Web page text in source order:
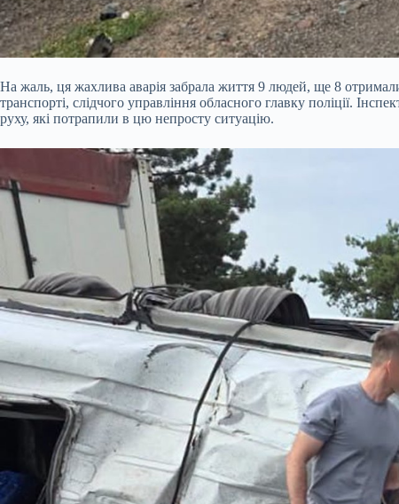
На жаль, ця жахлива аварія забрала життя 9 людей, ще 8 отримали
транспорті, слідчого управління обласного главку поліції.
руху, які потрапили в цю непросту ситуацію.